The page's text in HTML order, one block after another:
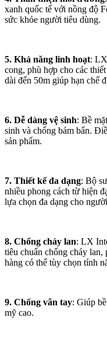
xanh quốc tế với nồng độ
sức khỏe người tiêu dùng.
5. Khả năng linh hoạt:
cong, phù hợp cho các
dài đến 50m giúp hạn chế
6. Dễ dàng vệ sinh: Bề
sinh và chống bám bẩn.
sản phẩm.
7. Thiết kế đa dạng: Bộ
nhiều phong cách từ hiện
lựa chọn đa dạng cho
8. Chống cháy lan: LX
tiêu chuẩn chống cháy
hàng có thể tùy chọn tính
9. Chống vân tay: Giúp
mỹ cao.